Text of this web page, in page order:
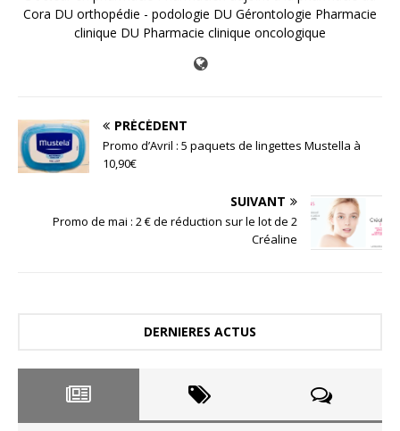
Cora DU orthopédie - podologie DU Gérontologie Pharmacie
clinique DU Pharmacie clinique oncologique
PRÉCÉDENT
Promo d’Avril : 5 paquets de lingettes Mustella à
10,90€
SUIVANT
Promo de mai : 2 € de réduction sur le lot de 2
Créaline
DERNIERES ACTUS